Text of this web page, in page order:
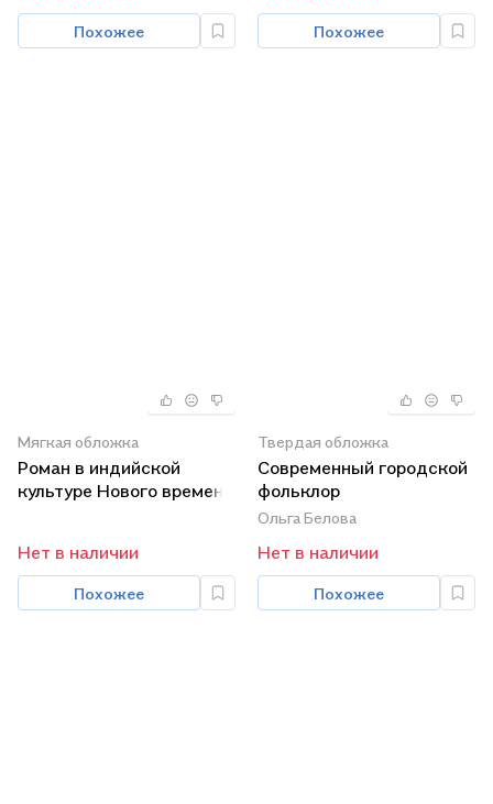
Похожее Похожее
Мягкая обложка
Роман в индийской
культуре Нового времени
Нет в наличии
Похожее
Твердая обложка
Современный городской
фольклор
Ольга Белова
Нет в наличии
Похожее